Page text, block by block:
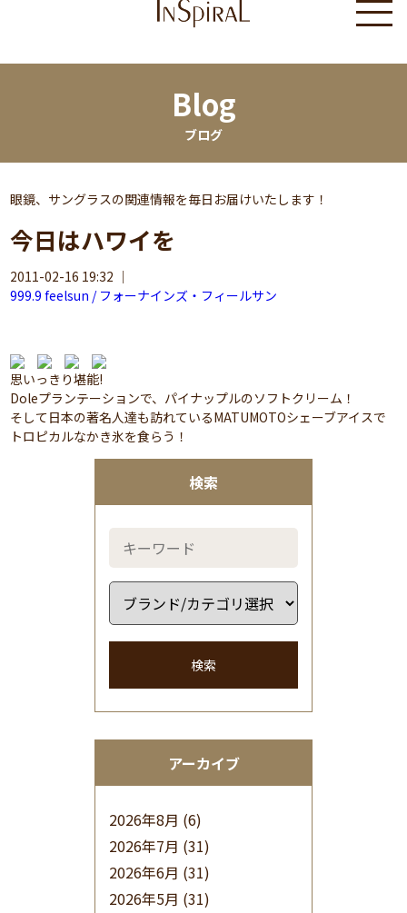
Blog
ブログ
検索
検索
アーカイブ
2026年8月 (6)
2026年7月 (31)
2026年6月 (31)
2026年5月 (31)
眼鏡、サングラスの関連情報を毎日お届けいたします！
今日はハワイを
2011-02-16 19:32 ｜
999.9 feelsun / フォーナインズ・フィールサン
思いっきり堪能!
Doleプランテーションで、パイナップルのソフトクリーム！
そして日本の著名人達も訪れているMATUMOTOシェーブアイスで
トロピカルなかき氷を食らう！